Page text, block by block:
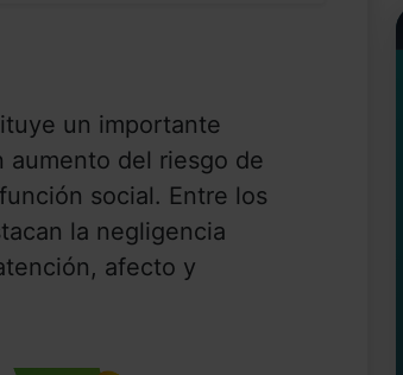
un importante
aumento del riesgo de
social. Entre los
la negligencia
afecto y